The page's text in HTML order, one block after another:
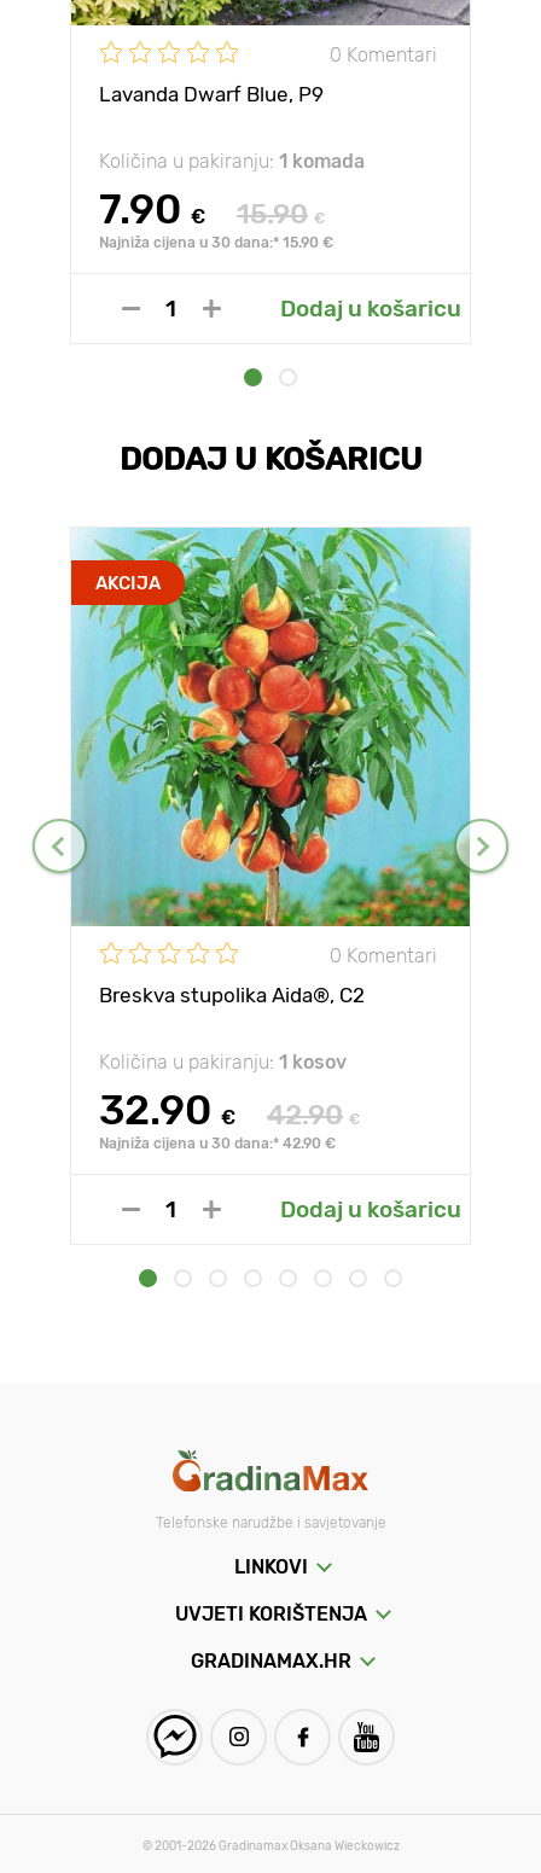
0 Komentari
Lavanda Dwarf Blue, P9
Količina u pakiranju: 1 komada
7.90 € 15.90 €
Najniža cijena u 30 dana:* 15.90 €
Dodaj u košaricu
DODAJ U KOŠARICU
AKCIJA
0 Komentari
Breskva stupolika Aida®, C2
Količina u pakiranju: 1 kosov
32.90 € 42.90 €
Najniža cijena u 30 dana:* 42.90 €
Dodaj u košaricu
Telefonske narudžbe i savjetovanje
LINKOVI
UVJETI KORIŠTENJA
GRADINAMAX.HR
© 2001-2026 Gradinamax Oksana Wieckowicz